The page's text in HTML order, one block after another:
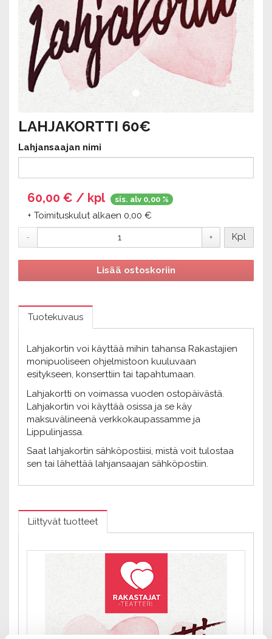
LAHJAKORTTI 60€
Lahjansaajan nimi
60,00 € / kpl sis. alv 0,00 %
+ Toimituskulut alkaen 0,00 €
- + Kpl
Lisää ostoskoriin
Tuotekuvaus
Lahjakortin voi käyttää mihin tahansa Rakastajien
monipuoliseen ohjelmistoon kuuluvaan
esitykseen, konserttiin tai tapahtumaan.
Lahjakortti on voimassa vuoden ostopäivästä.
Lahjakortin voi käyttää osissa ja se käy
maksuvälineenä verkkokaupassamme ja
Lippulinjassa.
Saat lahjakortin sähköpostiisi, mistä voit tulostaa
sen tai lähettää lahjansaajan sähköpostiin.
Liittyvät tuotteet